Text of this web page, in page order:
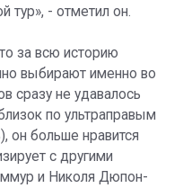
тур», - отметил он.
за всю историю
выбирают именно во
сразу не удавалось
по ультраправым
он больше нравится
с другими
и Николя Дюпон-